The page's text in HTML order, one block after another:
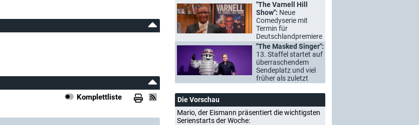
Komplettliste
"The Varnell Hill
Show": Neue
Comedyserie mit
Termin für
Deutschlandpremiere
"The Masked Singer":
13. Staffel startet auf
überraschendem
Sendeplatz und viel
früher als zuletzt
Die Vorschau
Mario, der Eismann präsentiert die wichtigsten
Serienstarts der Woche: